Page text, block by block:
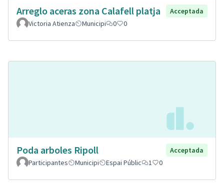
Arreglo aceras zona Calafell platja
Acceptada
Victoria Atienza
Municipi 0 0
Poda arboles Ripoll
Acceptada
Participantes
Municipi Espai Públic 1 0